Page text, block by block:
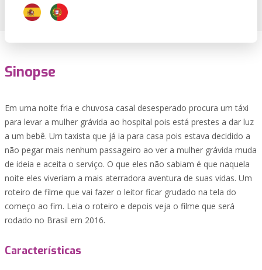
Sinopse
Em uma noite fria e chuvosa casal desesperado procura um táxi
para levar a mulher grávida ao hospital pois está prestes a dar luz
a um bebê. Um taxista que já ia para casa pois estava decidido a
não pegar mais nenhum passageiro ao ver a mulher grávida muda
de ideia e aceita o serviço. O que eles não sabiam é que naquela
noite eles viveriam a mais aterradora aventura de suas vidas. Um
roteiro de filme que vai fazer o leitor ficar grudado na tela do
começo ao fim. Leia o roteiro e depois veja o filme que será
rodado no Brasil em 2016.
Características